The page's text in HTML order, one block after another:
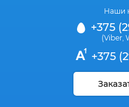
Наши
+375
(Viber
+375